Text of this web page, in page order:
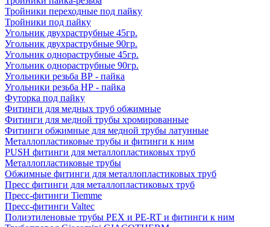
Тройники переходные под пайку
Тройники под пайку
Угольник двухраструбные 45гр.
Угольник двухраструбные 90гр.
Угольник однораструбные 45гр.
Угольник однораструбные 90гр.
Угольники резьба ВР - пайка
Угольники резьба НР - пайка
Футорка под пайку
Фитинги для медных труб обжимные
Фитинги для медной трубы хромированные
Фитинги обжимные для медной трубы латунные
Металлопластиковые трубы и фитинги к ним
PUSH фитинги для металлопластиковых труб
Металлопластиковые трубы
Обжимные фитинги для металлопластиковых труб
Пресс фитинги для металлопластиковых труб
Пресс-фитинги Tiemme
Пресс-фитинги Valtec
Полиэтиленовые трубы PEX и PE-RT и фитинги к ним